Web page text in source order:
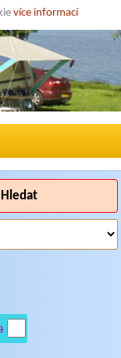
více informací
Hledat